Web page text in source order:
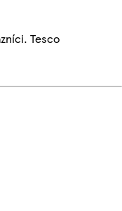
Tesco